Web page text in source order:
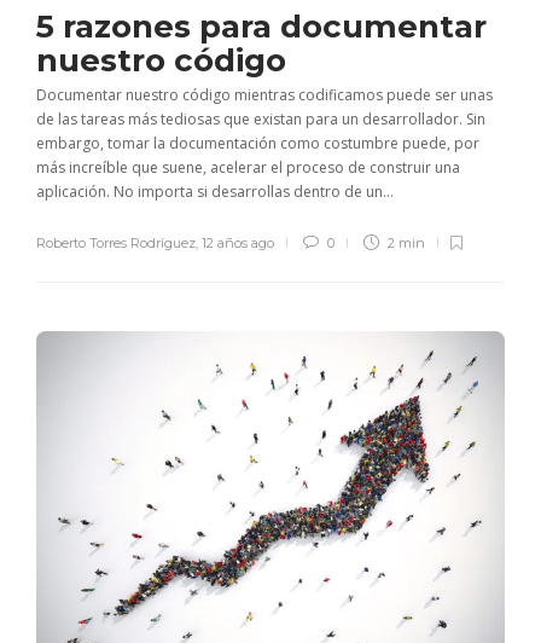
5 razones para documentar
nuestro código
Documentar nuestro código mientras codificamos puede ser unas
de las tareas más tediosas que existan para un desarrollador. Sin
embargo, tomar la documentación como costumbre puede, por
más increíble que suene, acelerar el proceso de construir una
aplicación. No importa si desarrollas dentro de un...
Roberto Torres Rodríguez, 12 años ago 0 2 min